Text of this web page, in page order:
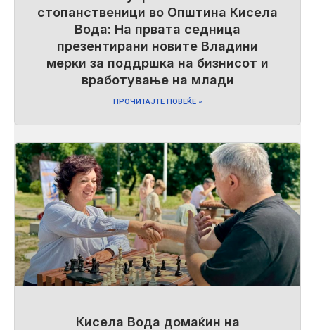
стопанственици во Општина Кисела
Вода: На првата седница
презентирани новите Владини
мерки за поддршка на бизнисот и
вработување на млади
ПРОЧИТАЈТЕ ПОВЕЌЕ »
Кисела Вода домаќин на